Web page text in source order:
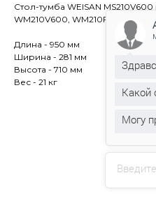
Стол-тумба WEISAN
WM210V600, WM210F600,
Длина - 950 мм
Ширина - 281 мм
Высота - 710 мм
Вес - 21 кг
Какой
Могу